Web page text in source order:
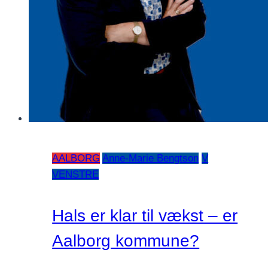
AALBORG Anne-Marie Bengtson V
VENSTRE
Hals er klar til vækst – er
Aalborg kommune?